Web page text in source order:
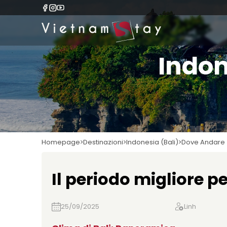
Homepage Destinazioni Indonesia (Bali) Dove Andare
Il periodo migliore
25/09/2025 Linh